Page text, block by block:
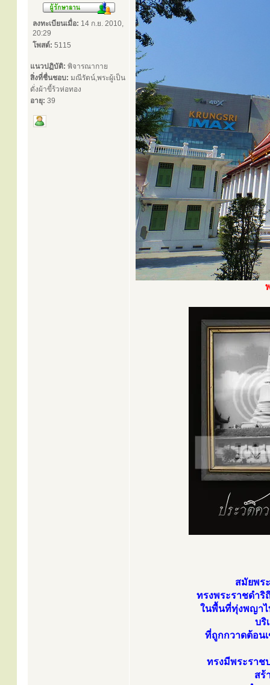
ลงทะเบียนเมื่อ: 14 ก.ย. 2010,
20:29
โพสต์: 5115
แนวปฏิบัติ: พิจารณากาย
สิ่งที่ชื่นชอบ: มณีรัตน์,พระผู้เป็น
ดั่งผ้าขี้ร้วห่อทอง
อายุ: 39
สมัยพร
ทรงพระราชดำริ
ในพื้นที่ทุ่งพญาไ
บริ
ที่ถูกกวาดต้อนเ
ทรงมีพระราช
สร้